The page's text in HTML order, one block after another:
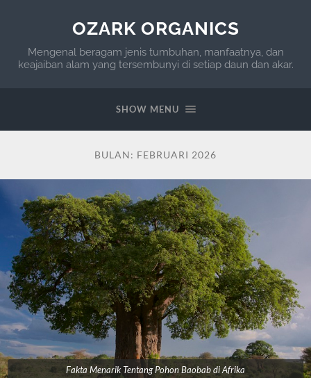
OZARK ORGANICS
Mengenal beragam jenis tumbuhan, manfaatnya, dan
keajaiban alam yang tersembunyi di setiap daun dan akar.
SHOW MENU
BULAN: FEBRUARI 2026
Fakta Menarik Tentang Pohon Baobab di Afrika